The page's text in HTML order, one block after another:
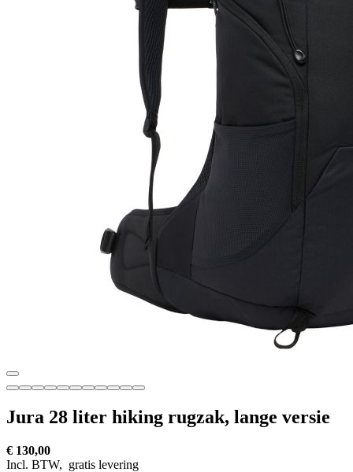
Jura 28 liter hiking rugzak, lange versie
€ 130,00
Incl. BTW, gratis levering